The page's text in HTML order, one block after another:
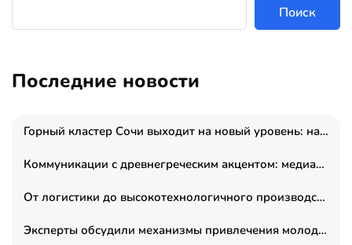
Поиск
Последние новости
Горный кластер Сочи выходит на новый уровень: налоги игорной зоны выросли на 15%, а весь курорт вошёл в федеральный проект «Производительность труда»
Коммуникации с древнегреческим акцентом: медиаменеджер и журналист Владимир Дергачев запустил коммуникационное агентство «Сократ 2.0»
От логистики до высокотехнологичного производства: как основатель “гагаринга” выстраивает экосистему безопасности и гражданских БПЛА
Эксперты обсудили механизмы привлечения молодых специалистов в промышленные города